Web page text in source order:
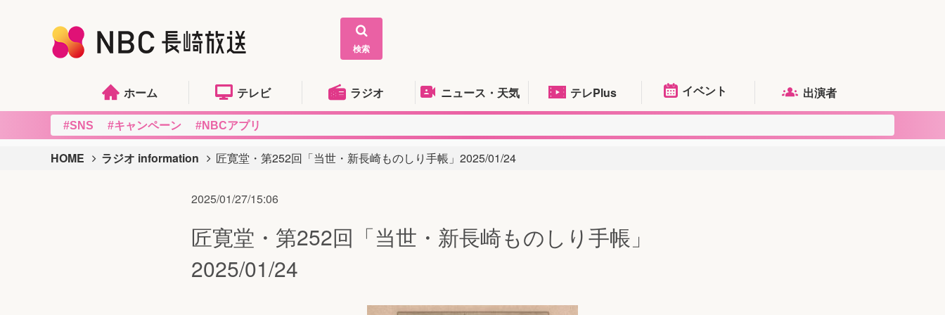
検索
ホーム テレビ ラジオ ニュース・天気 テレPlus イベント 出演者
#SNS #キャンペーン #NBCアプリ
HOME ラジオ information 匠寛堂・第252回「当世・新長崎ものしり手帳」2025/01/24
2025/01/27/15:06
匠寛堂・第252回「当世・新長崎ものしり手帳」
2025/01/24